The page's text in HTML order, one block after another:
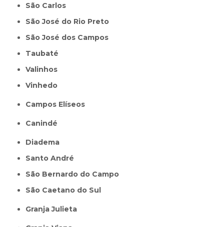
São Carlos
São José do Rio Preto
São José dos Campos
Taubaté
Valinhos
Vinhedo
Campos Elíseos
Canindé
Diadema
Santo André
São Bernardo do Campo
São Caetano do Sul
Granja Julieta